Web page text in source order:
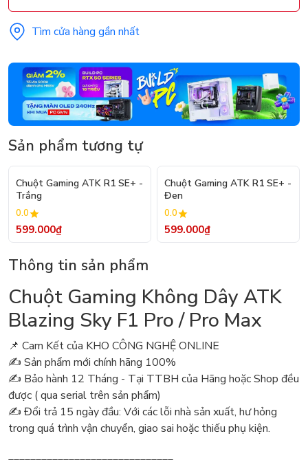
Tìm cửa hàng gần nhất
Sản phẩm tương tự
Chuột Gaming ATK R1 SE+ -
Trắng
0.0
599.000₫
Chuột Gaming ATK R1 SE+ -
Đen
0.0
599.000₫
Thông tin sản phẩm
Chuột Gaming Không Dây ATK
Blazing Sky F1 Pro / Pro Max
📌 Cam Kết của KHO CÔNG NGHỆ ONLINE
✍️ Sản phẩm mới chính hãng 100%
✍️ Bảo hành 12 Tháng - Tại TTBH của Hãng hoặc Shop đều
được ( qua serial trên sản phẩm)
✍️ Đổi trả 15 ngày đầu: Với các lỗi nhà sản xuất, hư hỏng
trong quá trình vận chuyển, giao sai hoặc thiếu phụ kiện.
______________________________